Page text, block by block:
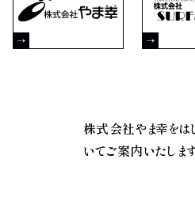
株式会社やま幸をは
いてご案内いたします